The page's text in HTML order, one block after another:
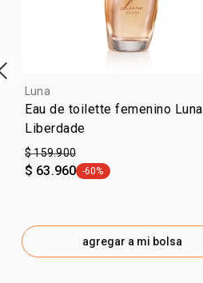
Luna
Eau de toilette femenino Luna
Liberdade
$ 159.900
$ 63.960 general.tag -60%
-60%
agregar a mi bolsa
ítem anterior